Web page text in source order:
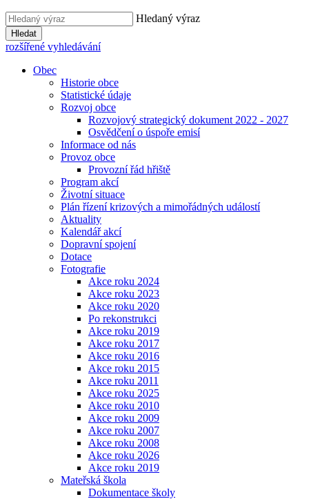
Hledaný výraz
Hledat
rozšířené vyhledávání
Obec
Historie obce
Statistické údaje
Rozvoj obce
Rozvojový strategický dokument 2022 - 2027
Osvědčení o úspoře emisí
Informace od nás
Provoz obce
Provozní řád hřiště
Program akcí
Životní situace
Plán řízení krizových a mimořádných událostí
Aktuality
Kalendář akcí
Dopravní spojení
Dotace
Fotografie
Akce roku 2024
Akce roku 2023
Akce roku 2020
Po rekonstrukci
Akce roku 2019
Akce roku 2017
Akce roku 2016
Akce roku 2015
Akce roku 2011
Akce roku 2025
Akce roku 2010
Akce roku 2009
Akce roku 2007
Akce roku 2008
Akce roku 2026
Akce roku 2019
Mateřská škola
Dokumentace školy